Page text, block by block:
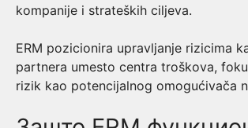
kompanije i strateških ciljeva.
ERM pozicionira upravljanje rizicima
partnera umesto centra troškova,
rizik kao potencijalnog omogućivača